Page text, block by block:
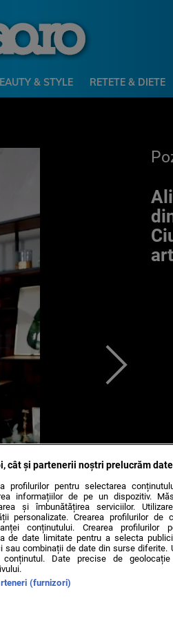
& STYLE RETETE & DIETE
cât și partenerii noștri prelucrăm
profilurilor pentru selectarea
informațiilor de pe un dispozitiv.
și îmbunătățirea serviciilor.
personalizate. Crearea profilurilor de
conținutului. Crearea profilurilor
de date limitate pentru a selecta
sau combinații de date din surse diferite.
conținutul. Date precise de
(furnizori)